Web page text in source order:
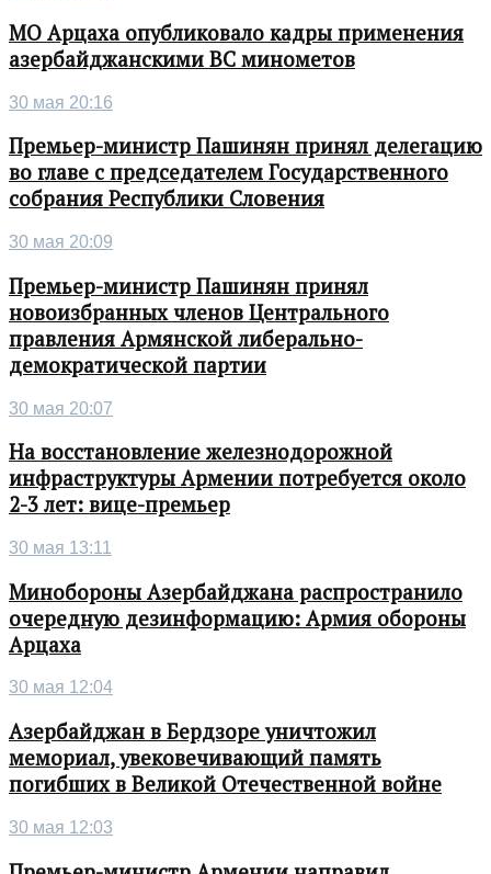
МО Арцаха опубликовало кадры применения
азербайджанскими ВС минометов
30 мая 20:16
Премьер-министр Пашинян принял делегацию
во главе с председателем Государственного
собрания Республики Словения
30 мая 20:09
Премьер-министр Пашинян принял
новоизбранных членов Центрального
правления Армянской либерально-
демократической партии
30 мая 20:07
На восстановление железнодорожной
инфраструктуры Армении потребуется около
2-3 лет: вице-премьер
30 мая 13:11
Минобороны Азербайджана распространило
очередную дезинформацию: Армия обороны
Арцаха
30 мая 12:04
Азербайджан в Бердзоре уничтожил
мемориал, увековечивающий память
погибших в Великой Отечественной войне
30 мая 12:03